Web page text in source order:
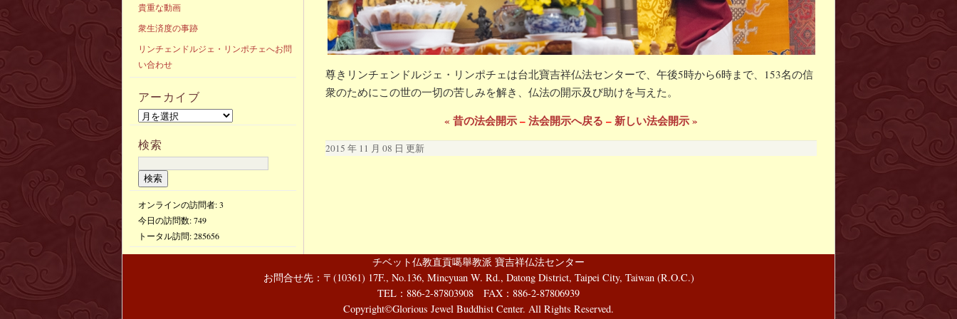
尊きリンチェンドルジェ・リンポチェは台北寶吉祥仏法センターで、午後5時から6時まで、153名の信
衆のためにこの世の一切の苦しみを解き、仏法の開示及び助けを与えた。
« 昔の法会開示–法会開示へ戻る –新しい法会開示 »
2015 年 11 月 08 日 更新
貴重な動画
衆生済度の事跡
リンチェンドルジェ・リンポチェへお問
い合わせ
アーカイブ
検索
オンラインの訪問者: 3
今日の訪問数:749
トータル訪問:285656
チベット仏教直貢噶舉教派 寶吉祥仏法センター
お問合せ先：〒(10361) 17F., No.136, Mincyuan W. Rd., Datong District, Taipei City, Taiwan (R.O.C.)
TEL：886-2-87803908 FAX：886-2-87806939
Copyright©Glorious Jewel Buddhist Center. All Rights Reserved.